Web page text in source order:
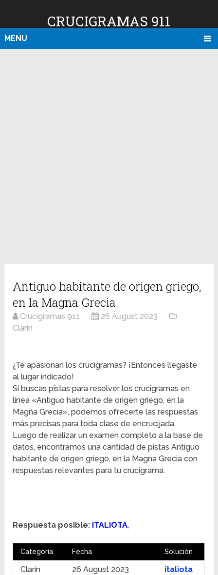
CRUCIGRAMAS 911
MENU
Antiguo habitante de origen griego,
en la Magna Grecia
Crucigramas 911
26 August 2023
Clarín
¿Te apasionan los crucigramas? ¡Entonces llegaste
al lugar indicado!
Si buscas pistas para resolver los crucigramas en
línea «Antiguo habitante de origen griego, en la
Magna Grecia», podemos ofrecerte las respuestas
más precisas para toda clase de encrucijada.
Luego de realizar un examen completo a la base de
datos, encontramos una cantidad de pistas Antiguo
habitante de origen griego, en la Magna Grecia con
respuestas relevantes para tu crucigrama.
Respuesta posible: ITALIOTA,
Categoría Fecha Solución
Clarín 26 August 2023
italiota